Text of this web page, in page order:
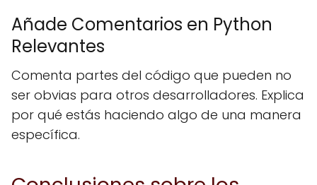
Añade Comentarios en Python
Relevantes
Comenta partes del código que pueden no
ser obvias para otros desarrolladores. Explica
por qué estás haciendo algo de una manera
específica.